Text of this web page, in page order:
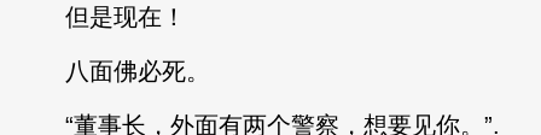
但是现在！
八面佛必死。
“董事长，外面有两个警察，想要见你。”.